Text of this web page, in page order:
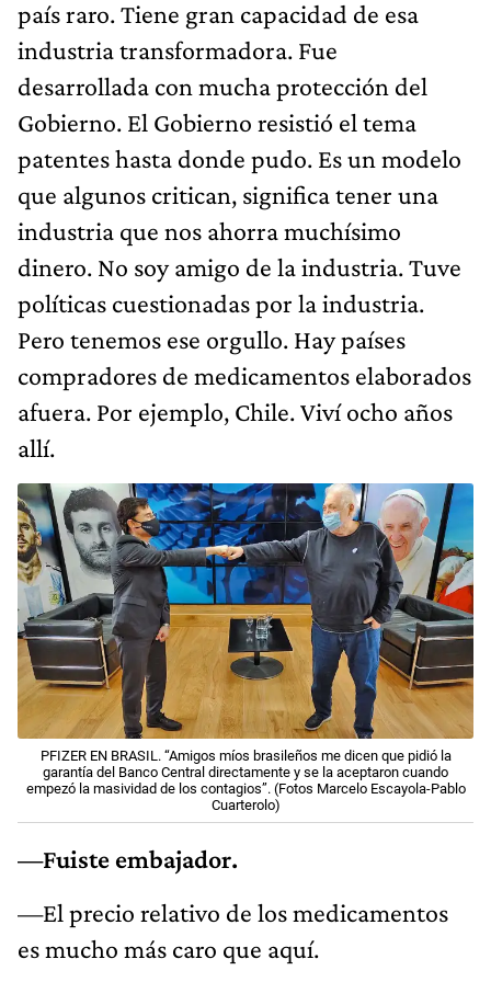
país raro. Tiene gran capacidad de esa
industria transformadora. Fue
desarrollada con mucha protección del
Gobierno. El Gobierno resistió el tema
patentes hasta donde pudo. Es un modelo
que algunos critican, significa tener una
industria que nos ahorra muchísimo
dinero. No soy amigo de la industria. Tuve
políticas cuestionadas por la industria.
Pero tenemos ese orgullo. Hay países
compradores de medicamentos elaborados
afuera. Por ejemplo, Chile. Viví ocho años
allí.
PFIZER EN BRASIL. “Amigos míos brasileños me dicen que pidió la
garantía del Banco Central directamente y se la aceptaron cuando
empezó la masividad de los contagios”. (Fotos Marcelo Escayola-Pablo
Cuarterolo)
—Fuiste embajador.
—El precio relativo de los medicamentos
es mucho más caro que aquí.